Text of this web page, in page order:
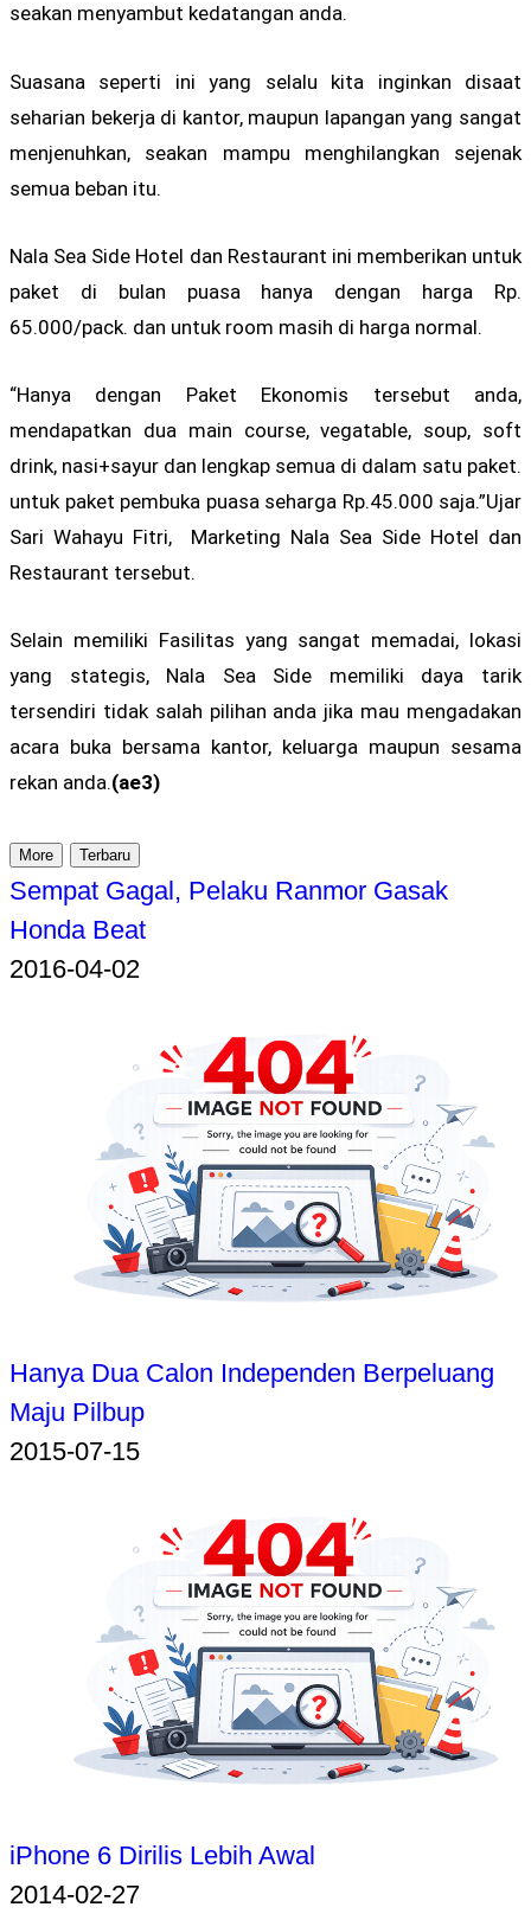
seakan menyambut kedatangan anda.
Suasana seperti ini yang selalu kita inginkan disaat
seharian bekerja di kantor, maupun lapangan yang sangat
menjenuhkan, seakan mampu menghilangkan sejenak
semua beban itu.
Nala Sea Side Hotel dan Restaurant ini memberikan untuk
paket di bulan puasa hanya dengan harga Rp.
65.000/pack. dan untuk room masih di harga normal.
“Hanya dengan Paket Ekonomis tersebut anda,
mendapatkan dua main course, vegatable, soup, soft
drink, nasi+sayur dan lengkap semua di dalam satu paket.
untuk paket pembuka puasa seharga Rp.45.000 saja.”Ujar
Sari Wahayu Fitri, Marketing Nala Sea Side Hotel dan
Restaurant tersebut.
Selain memiliki Fasilitas yang sangat memadai, lokasi
yang stategis, Nala Sea Side memiliki daya tarik
tersendiri tidak salah pilihan anda jika mau mengadakan
acara buka bersama kantor, keluarga maupun sesama
rekan anda.(ae3)
More Terbaru
Sempat Gagal, Pelaku Ranmor Gasak
Honda Beat
2016-04-02
Hanya Dua Calon Independen Berpeluang
Maju Pilbup
2015-07-15
iPhone 6 Dirilis Lebih Awal
2014-02-27